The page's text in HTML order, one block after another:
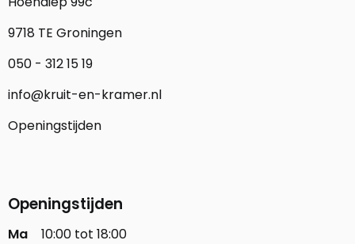
9718 TE Groningen
050 - 312 15 19
info@kruit-en-kramer.nl
Openingstijden
Openingstijden
Ma
10:00 tot 18:00